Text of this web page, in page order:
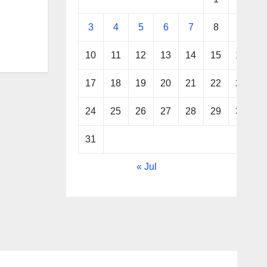
3 4 5 6 7 8
10 11 12 13 14 15 16
17 18 19 20 21 22 23
24 25 26 27 28 29 30
31
« Jul